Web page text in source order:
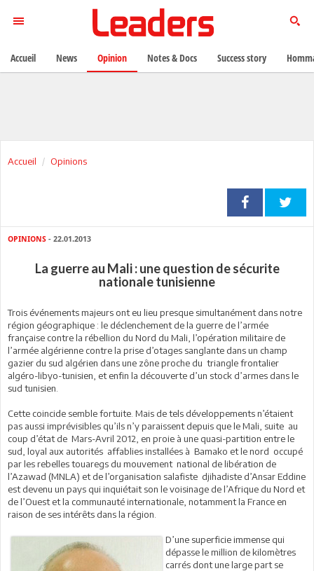
Accueil Opinions
OPINIONS - 22.01.2013
La guerre au Mali : une question de sécurite
nationale tunisienne
Trois événements majeurs ont eu lieu presque simultanément dans notre
région géographique : le déclenchement de la guerre de l’armée
française contre la rébellion du Nord du Mali, l’opération militaire de
l’armée algérienne contre la prise d’otages sanglante dans un champ
gazier du sud algérien dans une zône proche du triangle frontalier
algéro-libyo-tunisien, et enfin la découverte d’un stock d’armes dans le
sud tunisien.
Cette coincide semble fortuite. Mais de tels développements n’étaient
pas aussi imprévisibles qu’ils n’y paraissent depuis que le Mali, suite au
coup d’état de Mars-Avril 2012, en proie à une quasi-partition entre le
sud, loyal aux autorités affablies installées à Bamako et le nord occupé
par les rebelles touaregs du mouvement national de libération de
l’Azawad (MNLA) et de l’organisation salafiste djihadiste d’Ansar Eddine
est devenu un pays qui inquiétait son le voisinage de l’Afrique du Nord et
de l’Ouest et la communauté internationale, notamment la France en
raison de ses intérêts dans la région.
D’une superficie immense qui
dépasse le million de kilomètres
carrés dont une large part se
Accueil News Opinion Notes & Docs Success story